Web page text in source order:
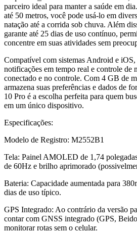
parceiro ideal para manter a saúde em
até 50 metros, você pode usá-lo em
natação até a corrida sob chuva. Além
garante até 25 dias de uso contínuo,
concentre em suas atividades sem
Compatível com sistemas Android e iOS,
notificações em tempo real e controle de
conectado e no controle. Com 4 GB de
armazena suas preferências e dados de
10 Pro é a escolha perfeita para quem
em um único dispositivo.
Especificações:
Modelo de Registro: M2552B1
Tela: Painel AMOLED de 1,74
de 60Hz e brilho aprimorado
Bateria: Capacidade aumentada para
dias de uso típico.
GPS Integrado: Ao contrário da versão
contar com GNSS integrado (GPS,
monitorar rotas sem o celular.